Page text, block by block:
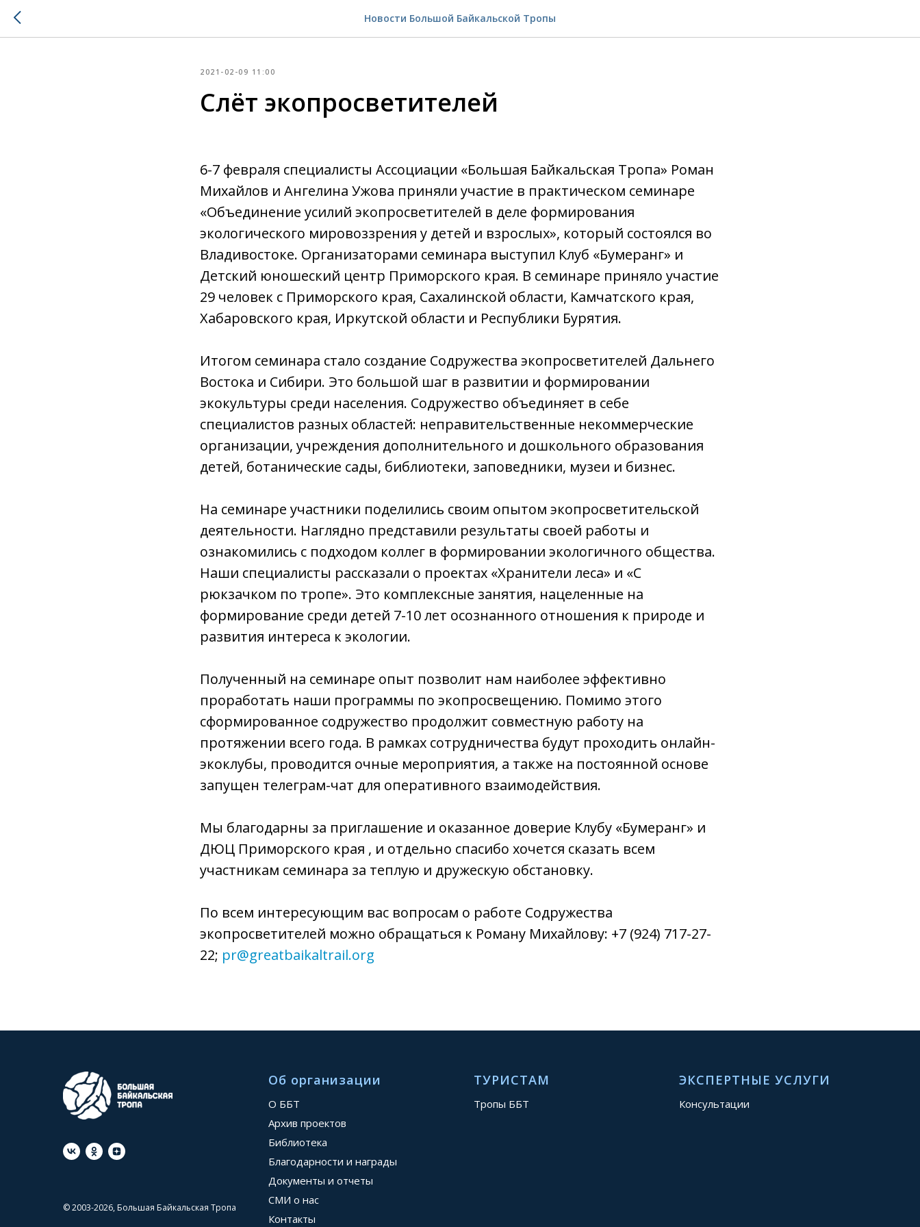
Новости Большой Байкальской Тропы
2021-02-09 11:00
Слёт экопросветителей
6-7 февраля специалисты Ассоциации «Большая Байкальская Тропа» Роман
Михайлов и Ангелина Ужова приняли участие в практическом семинаре
«Объединение усилий экопросветителей в деле формирования
экологического мировоззрения у детей и взрослых», который состоялся во
Владивостоке. Организаторами семинара выступил Клуб «Бумеранг» и
Детский юношеский центр Приморского края. В семинаре приняло участие
29 человек с Приморского края, Сахалинской области, Камчатского края,
Хабаровского края, Иркутской области и Республики Бурятия.
Итогом семинара стало создание Содружества экопросветителей Дальнего
Востока и Сибири. Это большой шаг в развитии и формировании
экокультуры среди населения. Содружество объединяет в себе
специалистов разных областей: неправительственные некоммерческие
организации, учреждения дополнительного и дошкольного образования
детей, ботанические сады, библиотеки, заповедники, музеи и бизнес.
На семинаре участники поделились своим опытом экопросветительской
деятельности. Наглядно представили результаты своей работы и
ознакомились с подходом коллег в формировании экологичного общества.
Наши специалисты рассказали о проектах «Хранители леса» и «С
рюкзачком по тропе». Это комплексные занятия, нацеленные на
формирование среди детей 7-10 лет осознанного отношения к природе и
развития интереса к экологии.
Полученный на семинаре опыт позволит нам наиболее эффективно
проработать наши программы по экопросвещению. Помимо этого
сформированное содружество продолжит совместную работу на
протяжении всего года. В рамках сотрудничества будут проходить онлайн-
экоклубы, проводится очные мероприятия, а также на постоянной основе
запущен телеграм-чат для оперативного взаимодействия.
Мы благодарны за приглашение и оказанное доверие Клубу «Бумеранг» и
ДЮЦ Приморского края , и отдельно спасибо хочется сказать всем
участникам семинара за теплую и дружескую обстановку.
По всем интересующим вас вопросам о работе Содружества
экопросветителей можно обращаться к Роману Михайлову: +7 (924) 717-27-
22; pr@greatbaikaltrail.org
© 2003-2026, Большая Байкальская Тропа
Об организации
О ББТ
Архив проектов
Библиотека
Благодарности и награды
Документы и отчеты
СМИ о нас
Контакты
ТУРИСТАМ
Тропы ББТ
ЭКСПЕРТНЫЕ УСЛУГИ
Консультации